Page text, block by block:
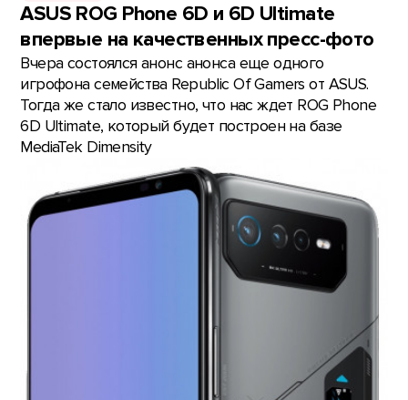
ASUS ROG Phone 6D и 6D Ultimate
впервые на качественных пресс-фото
Вчера состоялся анонс анонса еще одного
игрофона семейства Republic Of Gamers от ASUS.
Тогда же стало известно, что нас ждет ROG Phone
6D Ultimate, который будет построен на базе
MediaTek Dimensity